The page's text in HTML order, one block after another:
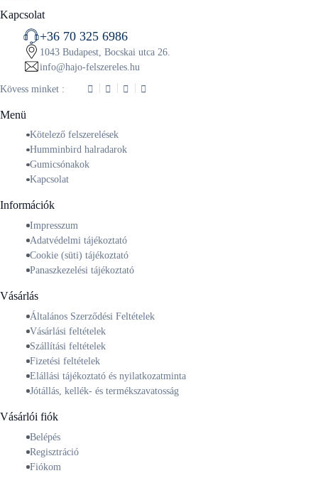
Kapcsolat
+36 70 325 6986
1043 Budapest, Bocskai utca 26.
info@hajo-felszereles.hu
Kövess minket :
Menü
Kötelező felszerelések
Humminbird halradarok
Gumicsónakok
Kapcsolat
Információk
Impresszum
Adatvédelmi tájékoztató
Cookie (süti) tájékoztató
Panaszkezelési tájékoztató
Vásárlás
Általános Szerződési Feltételek
Vásárlási feltételek
Szállítási feltételek
Fizetési feltételek
Elállási tájékoztató és nyilatkozatminta
Jótállás, kellék- és termékszavatosság
Vásárlói fiók
Belépés
Regisztráció
Fiókom